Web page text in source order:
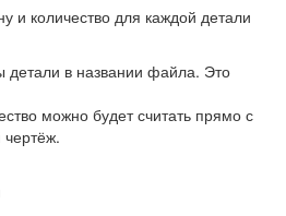
и количество для каждой детали
детали в названии файла. Это
можно будет считать прямо с